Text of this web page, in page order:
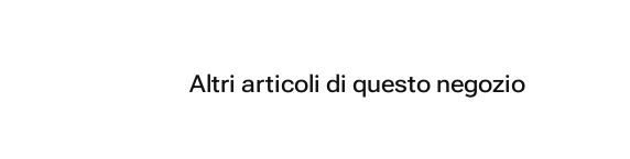
Altri articoli di questo negozio